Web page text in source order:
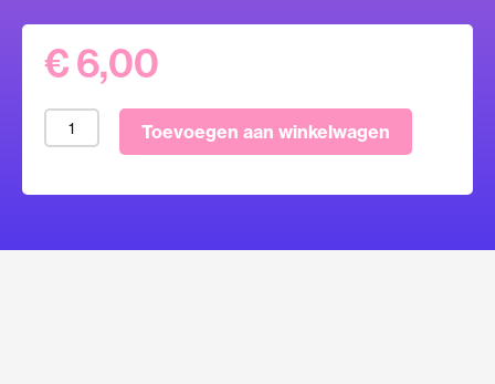
€6,00
Richard
Korver
en
Toevoegen aan winkelwagen